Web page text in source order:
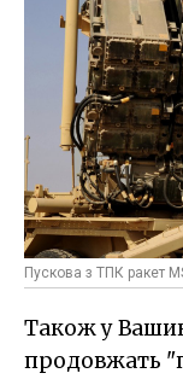
Пускова з ТПК ракет
Також у
продовжать